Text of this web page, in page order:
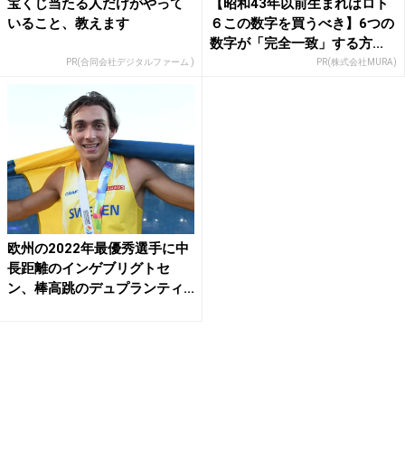
宝くじ当たる人だけがやって
いること、教えます
PR(合同会社デジタルファーム )
【昭和43年以前生まれはロト
６この数字を買うべき】6つの
数字が「完全一致」する方...
PR(株式会社MURA)
欧州の2022年最優秀選手に中
長距離のインゲブリグトセ
ン、棒高跳のデュプランティ...